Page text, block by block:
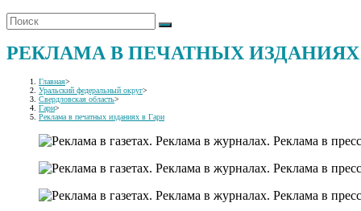
РЕКЛАМА В ПЕЧАТНЫХ ИЗДАНИЯХ
Главная>
Уральский федеральный округ>
Свердловская область>
Гари>
Реклама в печатных изданиях в Гари